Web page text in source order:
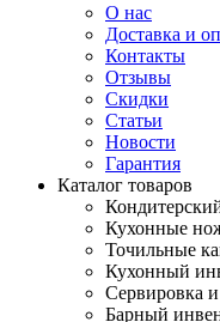
О нас
Доставка и
Контакты
Отзывы
Скидки
Статьи
Новости
Гарантия
Каталог товаров
Кухонные
Точильные
Кухонный
Сервировка
Барный